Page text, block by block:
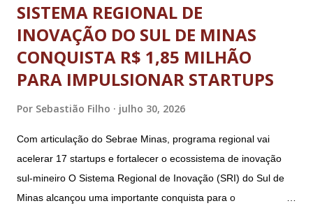
SISTEMA REGIONAL DE
INOVAÇÃO DO SUL DE MINAS
CONQUISTA R$ 1,85 MILHÃO
PARA IMPULSIONAR STARTUPS
Por Sebastião Filho julho 30, 2026
Com articulação do Sebrae Minas, programa regional vai
acelerar 17 startups e fortalecer o ecossistema de inovação
sul-mineiro O Sistema Regional de Inovação (SRI) do Sul de
Minas alcançou uma importante conquista para o